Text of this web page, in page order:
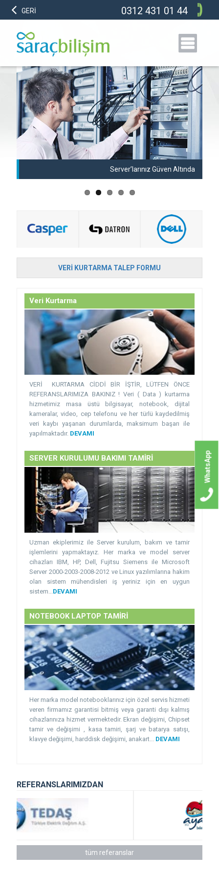
GERİ 0312 431 01 44
Server’larınız Güven Altında
VERI KURTARMA TALEP FORMU
Veri Kurtarma
VERİ KURTARMA CİDDİ BİR İŞTİR, LÜTFEN ÖNCE
REFERANSLARIMIZA BAKINIZ ! Veri ( Data ) kurtarma
hizmetimiz masa üstü bilgisayar, notebook, dijital
kameralar, video, cep telefonu ve her türlü kaydedilmiş
veri kaybı yaşanan durumlarda, maksimum başarı ile
yapılmaktadır. DEVAMI
SERVER KURULUMU BAKIMI TAMİRİ
Uzman ekiplerimiz ile Server kurulum, bakım ve tamir
işlemlerini yapmaktayız. Her marka ve model server
cihazları IBM, HP, Dell, Fujitsu Siemens ile Microsoft
Server 2000-2003-2008-2012 ve Linux yazılımlarına hakim
olan sistem mühendisleri iş yeriniz için en uygun
sistem... DEVAMI
NOTEBOOK LAPTOP TAMİRİ
Her marka model notebooklarınız için özel servis hizmeti
veren firmamız garantisi bitmiş veya garanti dışı kalmış
cihazlarınıza hizmet vermektedir. Ekran değişimi, Chipset
tamir ve değişimi , kasa tamiri, şarj ve batarya satışı,
klavye değişimi, harddisk değişimi, anakart... DEVAMI
REFERANSLARIMIZDAN
tüm referanslar
WhatsApp